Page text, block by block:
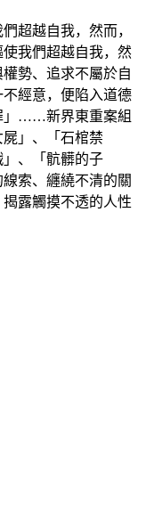
超越自我，然而，
我們超越自我，然
勢、追求不屬於自
經意，便陷入道德
」……新界東重案組
」、「石棺禁
、「骯髒的子
索、纏繞不清的關
露觸摸不透的人性